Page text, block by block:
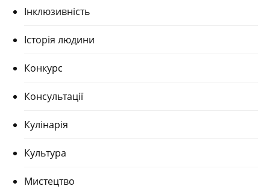
Інклюзивність
Історія людини
Конкурс
Консультації
Кулінарія
Культура
Мистецтво